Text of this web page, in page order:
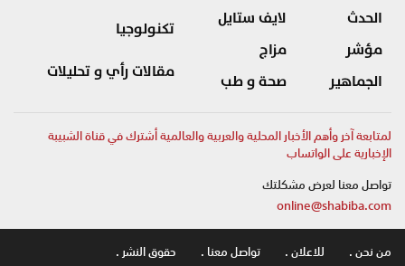
الحدث
مؤشر
الجماهير
لايف ستايل
مزاج
صحة و طب
تكنولوجيا
مقالات رأي و تحليلات
لمتابعة آخر وأهم الأخبار المحلية والعربية والعالمية أشترك في قناة الشبيبة
الإخبارية على الواتساب
تواصل معنا لعرض مشكلتك
online@shabiba.com
من نحن .
للاعلان . تواصل معنا . حقوق النشر .